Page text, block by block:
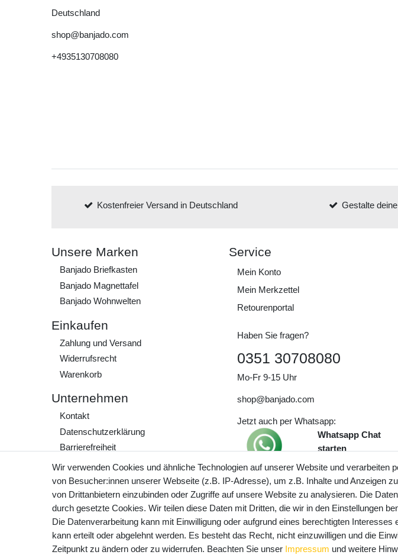
Deutschland
shop@banjado.com
+4935130708080
Kostenfreier Versand in Deutschland Gestalte
Unsere Marken
Banjado Briefkasten
Banjado Magnettafel
Banjado Wohnwelten
Einkaufen
Zahlung und Versand
Widerrufs­recht
Warenkorb
Unternehmen
Kontakt
Daten­schutz­erklärung
Barrierefreiheit
AGB
Impressum
Werde Teil unserer
Community
Service
Mein Konto
Mein Merkzettel
Retourenportal
Haben Sie fragen?
0351 30708080
Mo-Fr 9-15 Uhr
shop@banjado.com
Jetzt auch per Whatsapp:
Whatsapp Chat
starten
Preisangaben inkl. gesetzl. MwSt. und
zzgl. Service- und Versandkosten
Wir verwenden Cookies und ähnliche Technologien auf unserer Website und verarbeiten
von Besucher:innen unserer Webseite (z.B. IP-Adresse), um z.B. Inhalte und Anzeigen
von Drittanbietern einzubinden oder Zugriffe auf unsere Website zu analysieren. Die
durch gesetzte Cookies. Wir teilen diese Daten mit Dritten, die wir in den Einstellungen
Die Datenverarbeitung kann mit Einwilligung oder aufgrund eines berechtigten Interesses
kann erteilt oder abgelehnt werden. Es besteht das Recht, nicht einzuwilligen und die
Zeitpunkt zu ändern oder zu widerrufen. Beachten Sie unser Impressum und weitere